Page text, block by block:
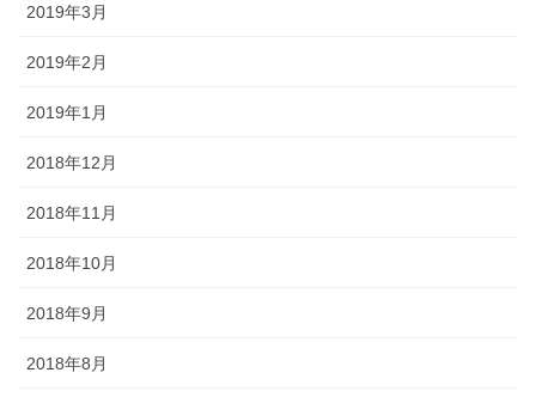
2019年3月
2019年2月
2019年1月
2018年12月
2018年11月
2018年10月
2018年9月
2018年8月